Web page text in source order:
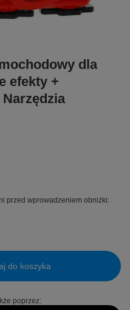
dla
efekty +
przed wprowadzeniem obniżki:
do koszyka
poprzez: